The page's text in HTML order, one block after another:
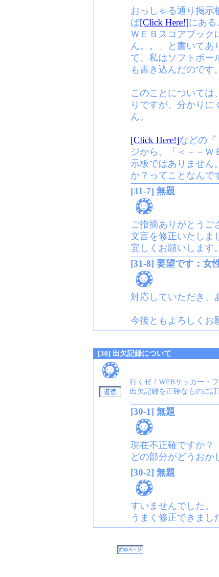
おっしゃる通り掲示
ば[Click Here!]にあ
ＷＥＢスコアブック
ん。。」と書いてあ
て、私はソフトボー
も書き込んだのです
このことについては
りですが、分かり
ん。
[Click Here!]などの
ジから、「＜－－Ｗ
示板ではありません
か？ってことなん
[31-7] 無題
ご指摘ありがとうご
文言を修正いたしま
宜しくお願いします
[31-8] 要望です：女
対応していただき、
今後ともよろしくお
[30] 出欠記録について
行くぜ！WEBサッカー・
出欠記録を正確なものに
[30-1] 無題
現在不正確ですか？
どの部分がどうおか
[30-2] 無題
すいませんでした。
うまく修正できま